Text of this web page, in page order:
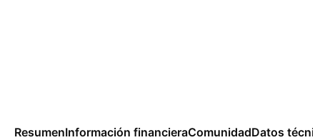
ResumenInformación financieraComunidadDatos